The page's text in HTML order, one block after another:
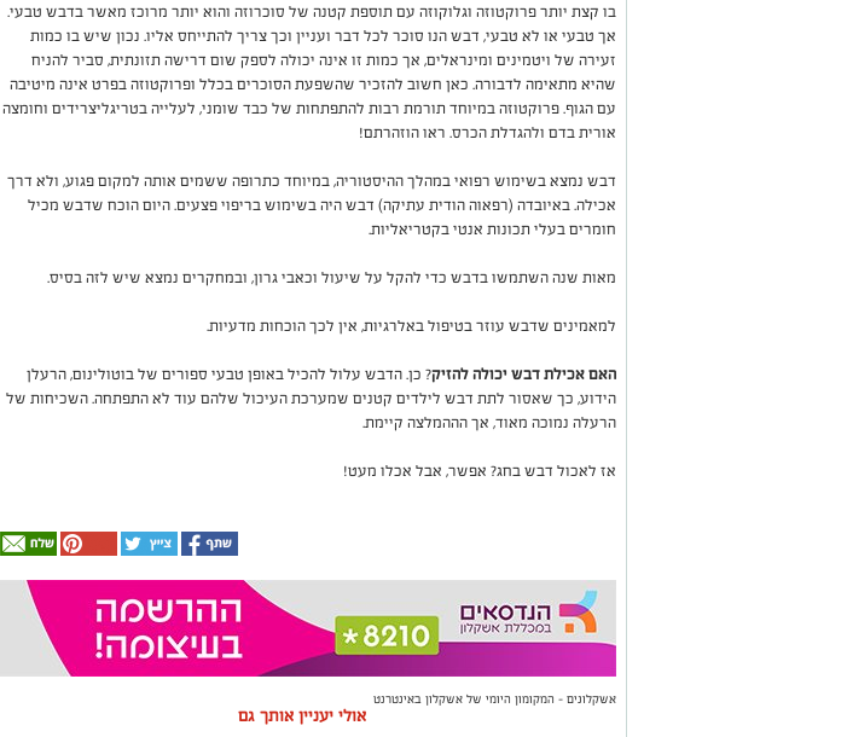
בו קצת יותר פרוקטוזה וגלוקוזה עם תוספת קטנה של סוכרוזה והוא יותר מרוכז מאשר בדבש טבעי.
אך טבעי או לא טבעי, דבש הנו סוכר לכל דבר ועניין וכך צריך להתייחס אליו. נכון שיש בו כמות
זעירה של ויטמינים ומינראלים, אך כמות זו אינה יכולה לספק שום דרישה תזונתית, סביר להניח
שהיא מתאימה לדבורה. כאן חשוב להזכיר שהשפעת הסוכרים בכלל ופרוקטוזה בפרט אינה מיטיבה
עם הגוף. פרוקטוזה במיוחד תורמת רבות להתפתחות של כבד שומני, לעלייה בטריגליצרידים וחומצה
אורית בדם ולהגדלת הכרס. ראו הוזהרתם!
דבש נמצא בשימוש רפואי במהלך ההיסטוריה, במיוחד כתרופה ששמים אותה למקום פגוע, ולא דרך
אכילה. באיובדה (רפאוה הודית עתיקה) דבש היה בשימוש בריפוי פצעים. היום הוכח שדבש מכיל
חומרים בעלי תכונות אנטי בקטריאליות.
מאות שנה השתמשו בדבש כדי להקל על שיעול וכאבי גרון, ובמחקרים נמצא שיש לזה בסיס.
למאמינים שדבש עוזר בטיפול באלרגיות, אין לכך הוכחות מדעיות.
האם אכילת דבש יכולה להזיק? כן. הדבש עלול להכיל באופן טבעי ספורים של בוטולינום, הרעלן
הידוע, כך שאסור לתת דבש לילדים קטנים שמערכת העיכול שלהם עוד לא התפתחה. השכיחות של
הרעלה נמוכה מאוד, אך הההמלצה קיימת.
אז לאכול דבש בחג? אפשר, אבל אכלו מעט!
אשקלונים - המקומון היומי של אשקלון באינטרנט
אולי יעניין אותך גם